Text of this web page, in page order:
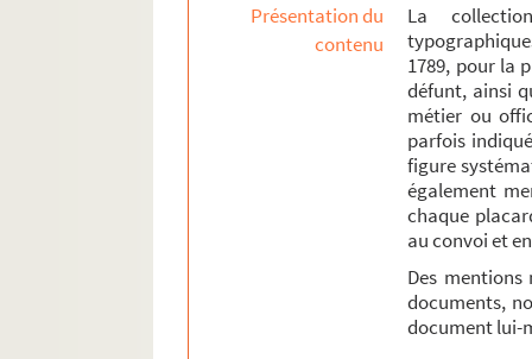
Présentation du
contenu
La
1789, pour la
défunt, ainsi
métier ou
parfois
figure
également
chaque
au convoi et
Des
documents,
document lui-